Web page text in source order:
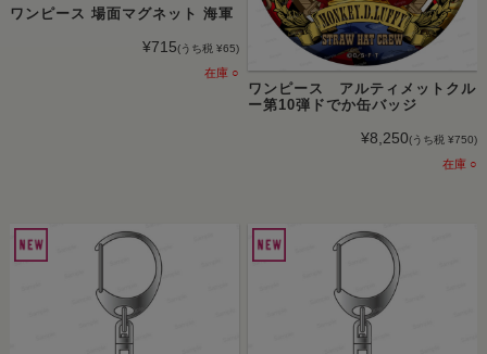
ワンピース 場面マグネット 海軍
¥715(うち税 ¥65)
在庫 ○
ワンピース アルティメットクル
ー第10弾ドでか缶バッジ
¥8,250(うち税 ¥750)
在庫 ○